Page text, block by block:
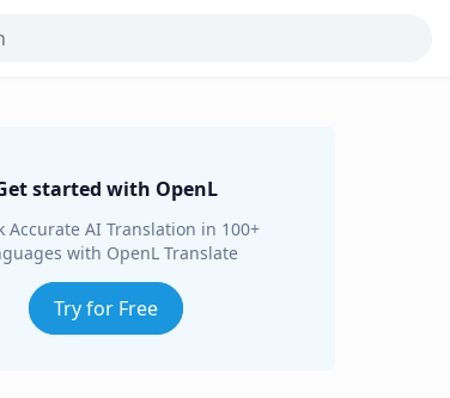
started with OpenL
Accurate AI Translation in 100+
with OpenL Translate
Try for Free